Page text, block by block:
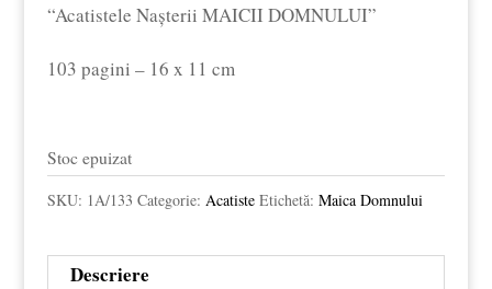
a
fost:
este:
£2.49.
“Acatistele Nașterii MAICII DOMNULUI”
103 pagini – 16 x 11 cm
Stoc epuizat
SKU: 1A/133 Categorie: Acatiste Etichetă: Maica Domnului
Descriere